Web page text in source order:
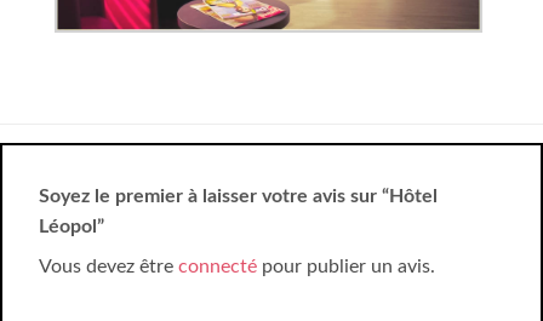
Soyez le premier à laisser votre avis sur “Hôtel
Léopol”
Vous devez être connecté pour publier un avis.